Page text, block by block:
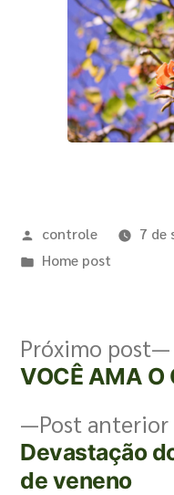
controle
7 de
Home post
Post anterior
Devastação
de veneno
Próximo post
VOCÊ AMA O